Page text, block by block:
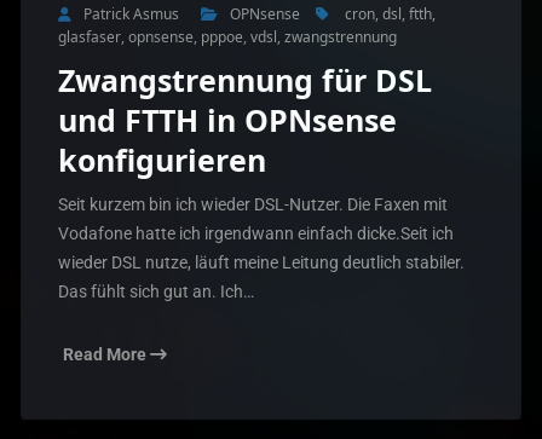
Patrick Asmus OPNsense cron, dsl, ftth,
glasfaser, opnsense, pppoe, vdsl, zwangstrennung
Zwangstrennung für DSL
und FTTH in OPNsense
konfigurieren
Seit kurzem bin ich wieder DSL-Nutzer. Die Faxen mit
Vodafone hatte ich irgendwann einfach dicke.Seit ich
wieder DSL nutze, läuft meine Leitung deutlich stabiler.
Das fühlt sich gut an. Ich…
Read More